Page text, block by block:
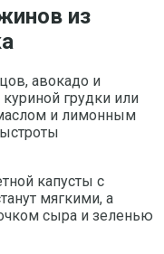
из
авокадо и
грудки или
и лимонным
капусты с
мягкими, а
сыра и зеленью